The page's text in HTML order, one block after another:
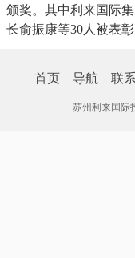
颁奖。其中利来国际
长俞振康等30人被表彰
首页 导航 联
苏州利来国际